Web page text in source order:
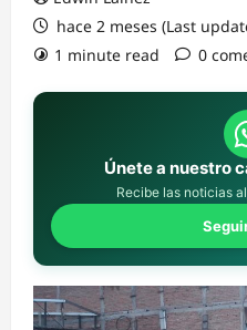
hace 2 meses (Last
1 minute read
0
Únete a nuestro
Recibe las noticias